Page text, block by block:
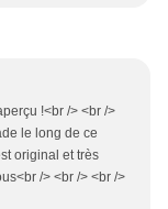
!<br /> <br />
le long de ce
original et très
/> <br /> <br />